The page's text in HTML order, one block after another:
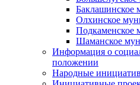
Баклашинское
Олхинское
Подкаменское
Шаманское
Информация о
положении
Народные